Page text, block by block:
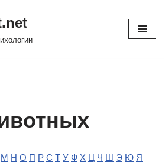
М Н О П Р С Т У Ф Х Ц Ч Ш Э Ю Я